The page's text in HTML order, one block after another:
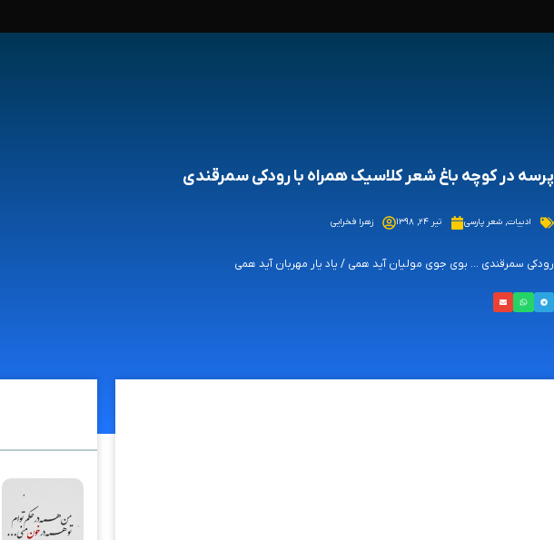
پرسه در کوچه باغ شعر کلاسیک همراه با رودکی سمرقندی
ادبیات, شعر پارسی تیر ۲۴, ۱۳۹۸ زهرا فخرایی
رودکی سمرقندی ... بوی جوی مولیان آید همی / یاد یار مهربان آید همی